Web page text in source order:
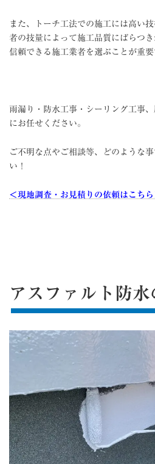
また、トーチ工法での施工には高い
者の技量によって施工品質にばらつ
信頼できる施工業者を選ぶことが重要
雨漏り・防水工事・シーリング工事
にお任せください。
ご不明な点やご相談等、どのような
い！
＜現地調査・お見積りの依頼はこちら
アスファルト防